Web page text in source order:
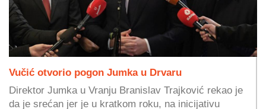
Vučić otvorio pogon Jumka u Drvaru
Direktor Jumka u Vranju Branislav Trajković rekao je
da je srećan jer je u kratkom roku, na inicijativu